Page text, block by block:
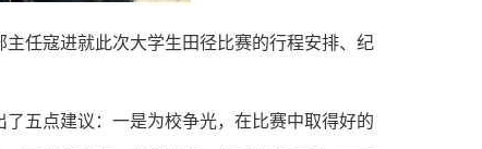
任寇进就此次大学生田径比赛的行程安排、纪
五点建议：一是为校争光，在比赛中取得好的